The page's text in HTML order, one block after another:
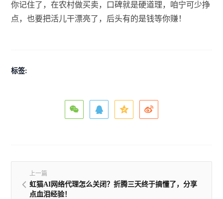
你记住了，在农村做买卖，口碑就是硬道理，咱宁可少挣
点，也要把活儿干漂亮了，后头有的是钱等你赚！
标签:
上一篇
虹猫AI网络代理怎么关闭？折腾三天终于搞懂了，分享
点血泪经验！